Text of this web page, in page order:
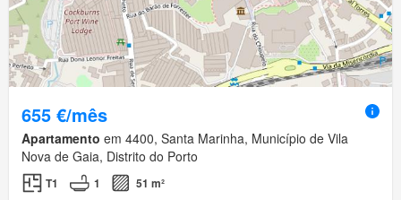
655 €/mês
Apartamento em 4400, Santa Marinha, Município de Vila
Nova de Gaia, Distrito do Porto
T1 1 51 m²